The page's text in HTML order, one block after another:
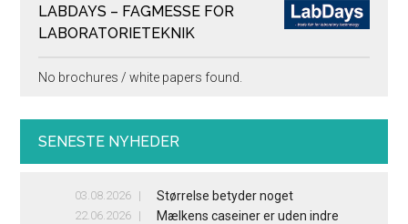
LABDAYS – FAGMESSE FOR
LABORATORIETEKNIK
No brochures / white papers found.
SENESTE NYHEDER
03.08.2026 Størrelse betyder noget
22.06.2026
Mælkens caseiner er uden indre